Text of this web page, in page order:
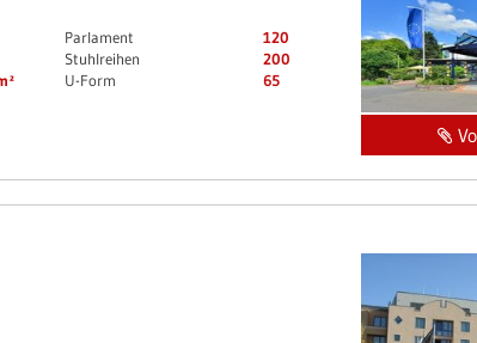
Parlament
120
Stuhlreihen
200
U-Form
65